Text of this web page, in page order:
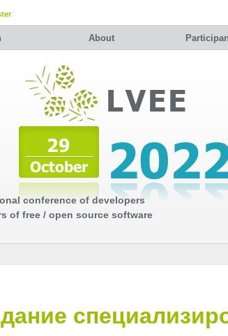
About
conference of developers
of free / open source software